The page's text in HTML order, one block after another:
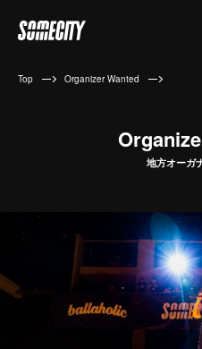
Top Organizer Wanted
地方オーガ